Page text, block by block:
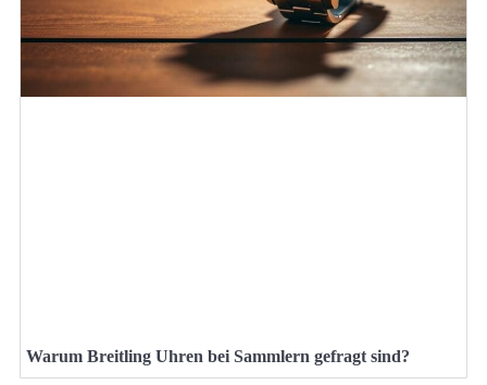
Warum Breitling Uhren bei Sammlern gefragt sind?